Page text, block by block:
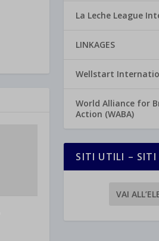
La Leche League
LINKAGES
Wellstart
World Alliance for
Action (WABA)
SITI UTILI – SITI
VAI